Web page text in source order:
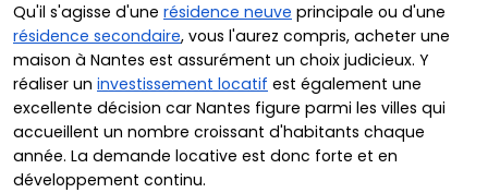
Qu'il s'agisse d'une résidence neuve principale ou d'une
résidence secondaire, vous l'aurez compris, acheter une
maison à Nantes est assurément un choix judicieux. Y
réaliser un investissement locatif est également une
excellente décision car Nantes figure parmi les villes qui
accueillent un nombre croissant d'habitants chaque
année. La demande locative est donc forte et en
développement continu.